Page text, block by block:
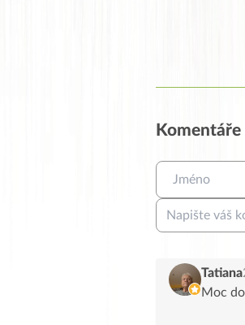
Komentáře
Tatiana
Moc